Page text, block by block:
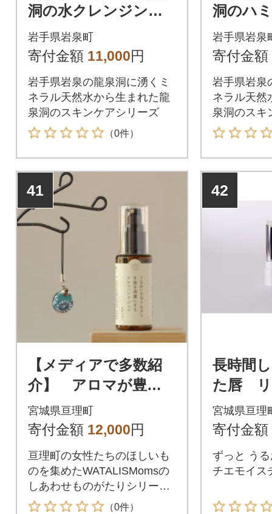
洞の水クレンジング
セット
岩手県岩泉町
寄付金額 11,000円
岩手県岩泉の龍泉洞に湧くミ
ネラル天然水から生まれた龍
泉洞のスキンケアシリーズ
（0件）
洞のハ
岩手県岩泉
寄付金額
岩手県岩泉
ネラル天然
泉洞のスキ
ケアシリー
41
【メディアで多数紹
介】 アロマが豊か
に香る アロマハン
ドジェル
宮城県亘理町
寄付金額 12,000円
亘理町の女性たちのほしいも
のを集めたWATALISMomsの
しあわせものがたりシリーズ
です。
（0件）
42
長時間
た唇 リ
ム
宮城県亘理
寄付金額
ずっと う
チエモイス